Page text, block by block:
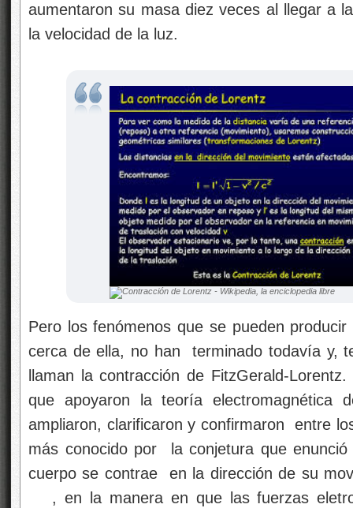
aumentaron su masa diez veces al llegar a
la velocidad de la luz.
Pero los fenómenos que se pueden
cerca de ella, no han terminado todavía y,
llaman la contracción de FitzGerald-
que apoyaron la teoría electromagnética
ampliaron, clarificaron y confirmaron entre
más conocido por la conjetura que
cuerpo se contrae en la dirección de su
, en la manera en que las fuerzas